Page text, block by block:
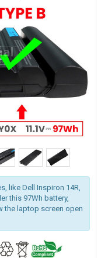
like Dell Inspiron 14R,
this 97Wh battery,
the laptop screen open